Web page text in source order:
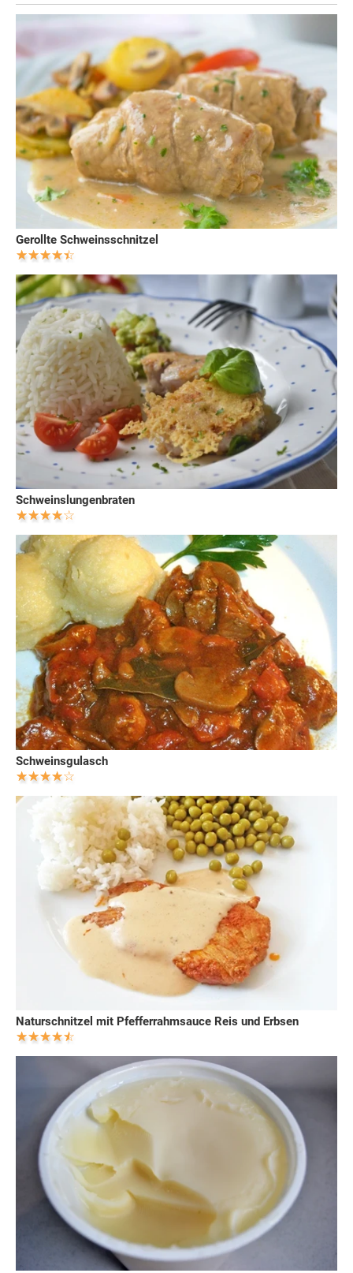
Gerollte Schweinsschnitzel
Schweinslungenbraten
Schweinsgulasch
Naturschnitzel mit Pfefferrahmsauce Reis und Erbsen